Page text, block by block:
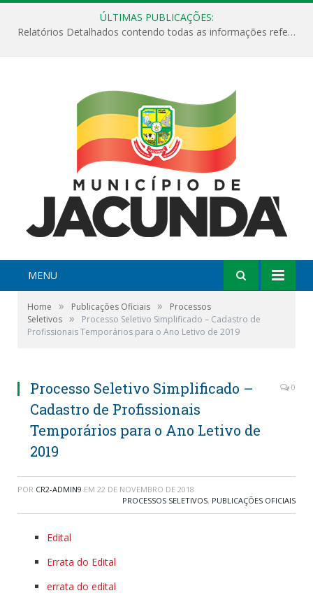
ÚLTIMAS PUBLICAÇÕES:
Relatórios Detalhados contendo todas as informações referentes a execução de recursos destinados ao fomento de projetos culturais no Município de Jacundá entre os anos de 2022 ao presente ano de 2026.
MENU
Home » Publicações Oficiais »
Processos
Seletivos »
Processo Seletivo Simplificado – Cadastro de
Profissionais Temporários para o Ano Letivo de 2019
Processo Seletivo Simplificado –
Cadastro de Profissionais
Temporários para o Ano Letivo de
2019
0
POR CR2-ADMIN9 EM 22 DE NOVEMBRO DE 2018
PROCESSOS SELETIVOS, PUBLICAÇÕES OFICIAIS
Edital
Errata do Edital
errata do edital